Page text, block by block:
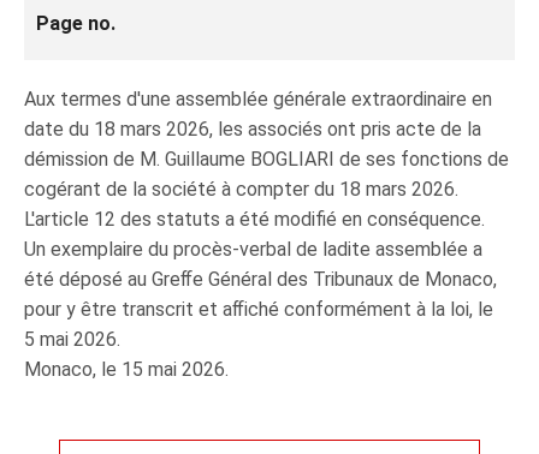
Page no.
Aux termes d'une assemblée générale extraordinaire en
date du 18 mars 2026, les associés ont pris acte de la
démission de M. Guillaume BOGLIARI de ses fonctions de
cogérant de la société à compter du 18 mars 2026.
L'article 12 des statuts a été modiﬁé en conséquence.
Un exemplaire du procès-verbal de ladite assemblée a
été déposé au Greﬀe Général des Tribunaux de Monaco,
pour y être transcrit et aﬀiché conformément à la loi, le
5 mai 2026.
Monaco, le 15 mai 2026.